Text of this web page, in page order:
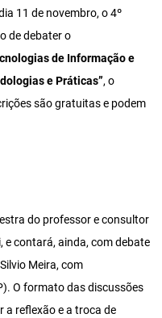
11 de novembro, o 4º
de debater o
de Informação e
e Práticas”, o
são gratuitas e podem
do professor e consultor
e contará, ainda, com debate
Meira, com
O formato das discussões
a reflexão e a troca de